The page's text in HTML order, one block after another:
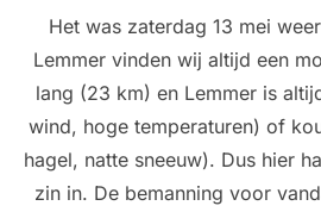
Het was zaterdag 13 mei
Lemmer vinden wij altijd een
lang (23 km) en Lemmer is
wind, hoge temperaturen) of
hagel, natte sneeuw). Dus hier
zin in. De bemanning voor